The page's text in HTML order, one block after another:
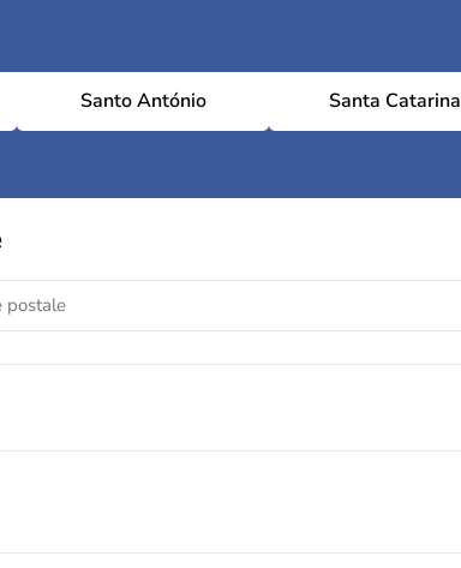
Santo António Santa Catarina